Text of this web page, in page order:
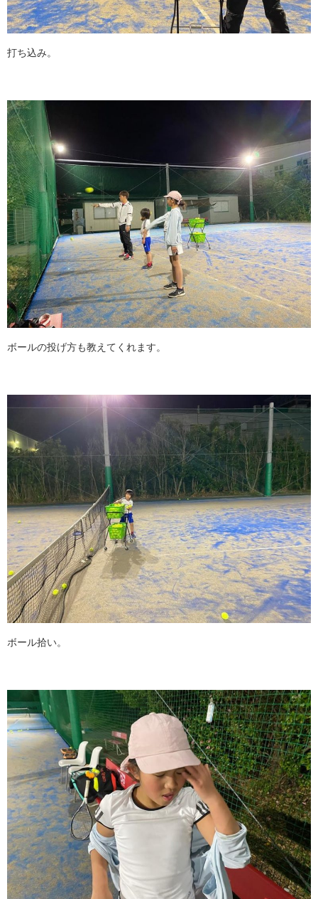
打ち込み。
ボールの投げ方も教えてくれます。
ボール拾い。